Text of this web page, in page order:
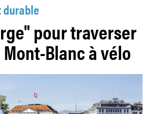
durable
pour traverser
Blanc à vélo